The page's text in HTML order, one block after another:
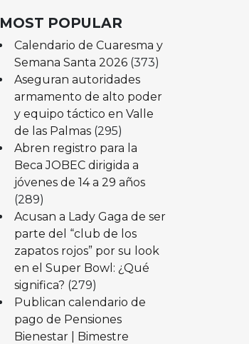
MOST POPULAR
Calendario de Cuaresma y
Semana Santa 2026 (373)
Aseguran autoridades
armamento de alto poder
y equipo táctico en Valle
de las Palmas (295)
Abren registro para la
Beca JOBEC dirigida a
jóvenes de 14 a 29 años
(289)
Acusan a Lady Gaga de ser
parte del “club de los
zapatos rojos” por su look
en el Super Bowl: ¿Qué
significa? (279)
Publican calendario de
pago de Pensiones
Bienestar | Bimestre